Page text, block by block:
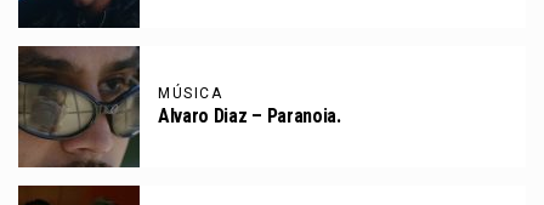
MÚSICA
Alvaro Diaz – Paranoia.